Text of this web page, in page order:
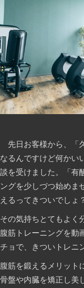
先日お客様から、「
なるんですけど何かい
談を受けました。「有
ングを少しづつ始めま
えるってきついでしょ
その気持ちとてもよく
腹筋トレーニングを動
チョで、きついトレニ
腹筋を鍛えるメリット
骨盤や内臓を矯正し美